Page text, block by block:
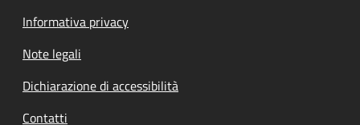
Informativa privacy
Note legali
Dichiarazione di accessibilità
Contatti